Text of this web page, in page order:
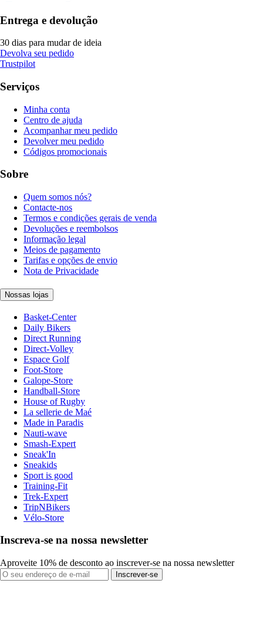
Entrega e devolução
30 dias para mudar de ideia
Devolva seu pedido
Trustpilot
Serviços
Minha conta
Centro de ajuda
Acompanhar meu pedido
Devolver meu pedido
Códigos promocionais
Sobre
Quem somos nós?
Contacte-nos
Termos e condições gerais de venda
Devoluções e reembolsos
Informação legal
Meios de pagamento
Tarifas e opções de envio
Nota de Privacidade
Nossas lojas
Basket-Center
Daily Bikers
Direct Running
Direct-Volley
Espace Golf
Foot-Store
Galope-Store
Handball-Store
House of Rugby
La sellerie de Maé
Made in Paradis
Nauti-wave
Smash-Expert
Sneak'In
Sneakids
Sport is good
Training-Fit
Trek-Expert
TripNBikers
Vélo-Store
Inscreva-se na nossa newsletter
Aproveite 10% de desconto ao inscrever-se na nossa newsletter
Inscrever-se